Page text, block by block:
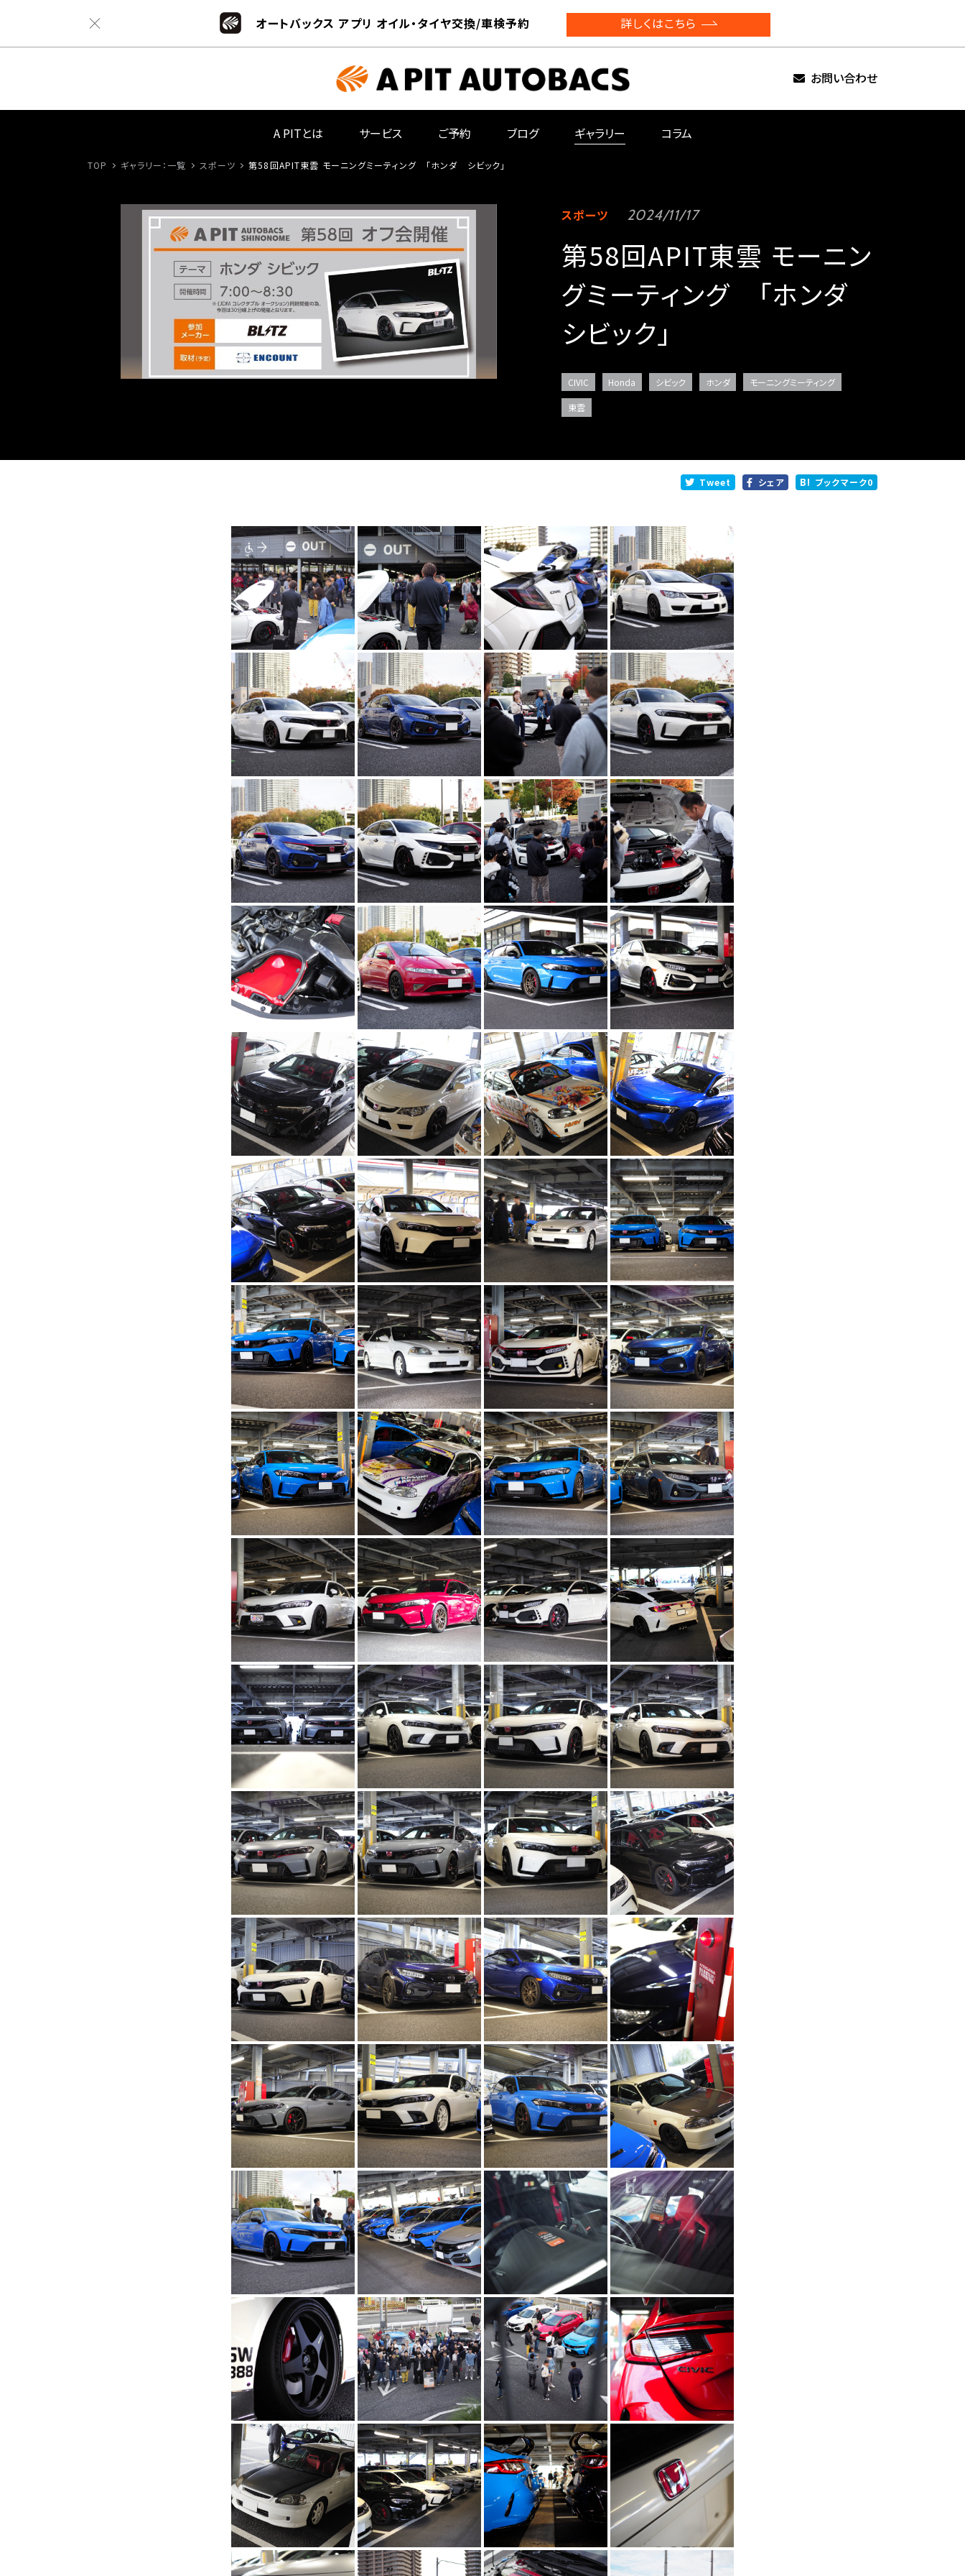
オートバックス アプリ オイル・タイヤ交換/車検予約 詳しくはこちら
お問い合わせ
A PITとは サービス ご予約 ブログ ギャラリー コラム
TOP ギャラリー：一覧 スポーツ 第58回APIT東雲 モーニングミーティング 「ホンダ シビック」
スポーツ 2024/11/17
第58回APIT東雲 モーニン
グミーティング 「ホンダ
シビック」
CIVIC Honda シビック ホンダ モーニングミーティング
東雲
Tweet シェア ブックマーク0